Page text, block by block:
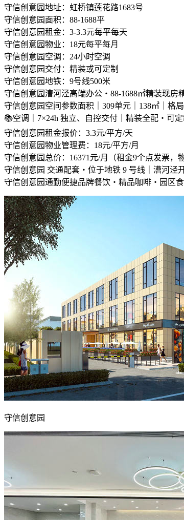
守信创意园地址：虹桥镇莲花路1683号
守信创意园面积：88-1688平
守信创意园租金：3-3.3元每平每天
守信创意园物业：18元每平每月
守信创意园空调：24小时空调
守信创意园交付：精装或可定制
守信创意园地铁：9号线500米
守信创意园漕河泾高端办公・88-1688㎡精装现房
守信创意园空间参数面积｜309单元｜138㎡｜格
📚空调｜7×24h 独立、自控交付｜精装全配・可
守信创意园租金报价：3.3元/平方/天
守信创意园物业管理费：18元/平方/月
守信创意园总价：16371元/月（租金9个点发票，
守信创意园 交通配套・位于地铁 9 号线｜漕河泾
守信创意园通勤便捷品牌餐饮・精品咖啡・园区
守信创意园